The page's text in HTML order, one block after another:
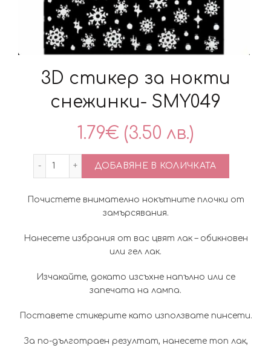
3D стикер за нокти
снежинки- SMY049
1.79€ (3.50 лв.)
количество за 3D стикер за нокти снежинки-
ДОБАВЯНЕ В КОЛИЧКАТА
Почистете внимателно нокътните плочки от
замърсявания.
Нанесете избрания от вас цвят лак – обикновен
или гел лак.
Изчакайте, докато изсъхне напълно или се
запечата на лампа.
Поставете стикерите като използвате пинсети.
За по-дълготраен резултат, нанесете топ лак,